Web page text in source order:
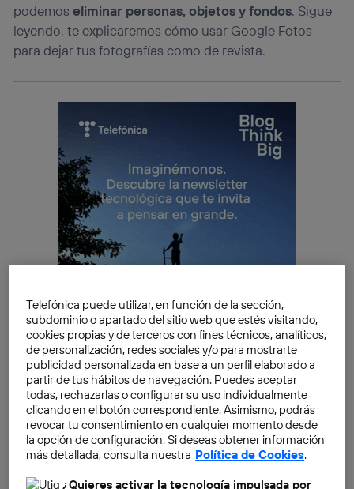
podemoseliminar personas, objetos y fondos. Sigue
leyendo, te explicaremos cómo usar Google Fotos
para dejar tus fotografías como de revista.
IA de Google Fotos, ¿qué es?
LaIA de Google Fotoses una herramienta que
permite editar imágenes con IA. Es importante
destacar que se puede descargar en móviles y
Telefónica puede utilizar, en función de la sección,
subdominio o apartado del sitio web que estés visitando,
cookies propias y de terceros con fines técnicos, analíticos,
de personalización, redes sociales y/o para mostrarte
publicidad personalizada en base a un perfil elaborado a
partir de tus hábitos de navegación. Puedes aceptar
todas, rechazarlas o configurar su uso individualmente
clicando en el botón correspondiente. Asimismo, podrás
revocar tu consentimiento en cualquier momento desde
la opción de configuración. Si deseas obtener información
más detallada, consulta nuestra Política de Cookies.
¿Quieres activar la tecnología impulsada por